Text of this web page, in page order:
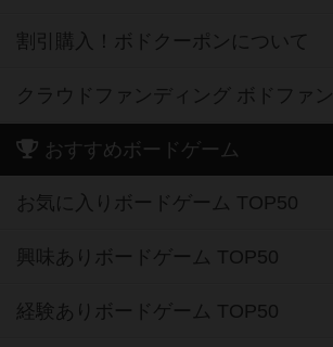
割引購入！ボドクーポンについて
クラウドファンディング ボドファン
おすすめボードゲーム
お気に入りボードゲーム TOP50
興味ありボードゲーム TOP50
経験ありボードゲーム TOP50